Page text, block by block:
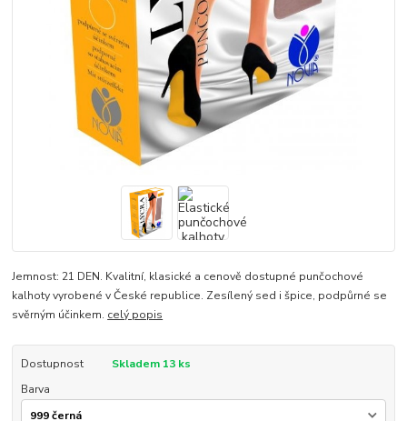
Jemnost: 21 DEN. Kvalitní, klasické a cenově dostupné punčochové
kalhoty vyrobené v České republice. Zesílený sed i špice, podpůrné se
svěrným účinkem. celý popis
Dostupnost
Skladem 13 ks
Barva